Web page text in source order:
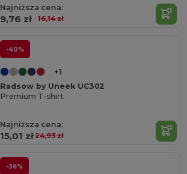
Najniższa cena:
9,76 zł 16,14 zł
-40%
+1
Radsow by Uneek UC302
Premium T-shirt
Najniższa cena:
15,01 zł24,93 zł
-36%